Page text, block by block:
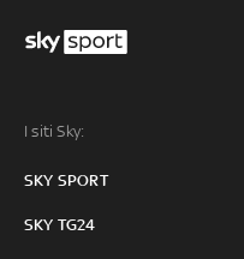
I siti Sky:
SKY SPORT
SKY TG24